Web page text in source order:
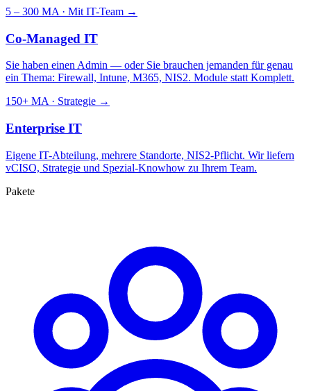
5 – 300 MA · Mit IT-Team →
Co-Managed IT
Sie haben einen Admin — oder Sie brauchen jemanden für genau
ein Thema: Firewall, Intune, M365, NIS2. Module statt Komplett.
150+ MA · Strategie →
Enterprise IT
Eigene IT-Abteilung, mehrere Standorte, NIS2-Pflicht. Wir liefern
vCISO, Strategie und Spezial-Knowhow zu Ihrem Team.
Pakete